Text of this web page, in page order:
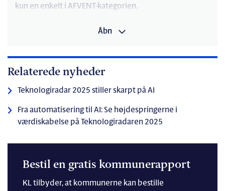
Åbn
kun en enkelt i AFVENT-kategorien.
Automation), Generelle AI Chatbots samt de to
kategorier af cybersikkerhedsteknologier IAM
(Sikkerhedsinformations og -hændelsesstyring).
AFPRØV:
visualiseringer, Computer vision, Machine learning,
Fysiske robotter, Virtual Reality, Augmented Reality,
Droner og Edge Computing.
Relaterede nyheder
Teknologiradar 2025 stiller skarpt på AI
Fra automatisering til AI: Se højdespringerne i
værdiskabelse på Teknologiradaren 2025
Bestil en gratis kommunerapport
KL tilbyder, at kommunerne kan bestille